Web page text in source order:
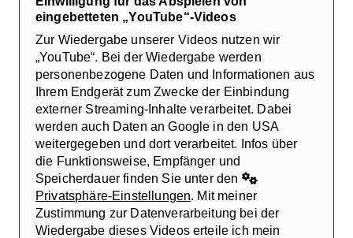
eingebetteten „YouTube“-Videos
Zur Wiedergabe unserer Videos nutzen wir
„YouTube“. Bei der Wiedergabe werden
personenbezogene Daten und Informationen aus
Ihrem Endgerät zum Zwecke der Einbindung
externer Streaming-Inhalte verarbeitet. Dabei
werden auch Daten an Google in den USA
weitergegeben und dort verarbeitet. Infos über
die Funktionsweise, Empfänger und
Speicherdauer finden Sie unter den
Privatsphäre-Einstellungen. Mit meiner
Zustimmung zur Datenverarbeitung bei der
Wiedergabe dieses Videos erteile ich mein